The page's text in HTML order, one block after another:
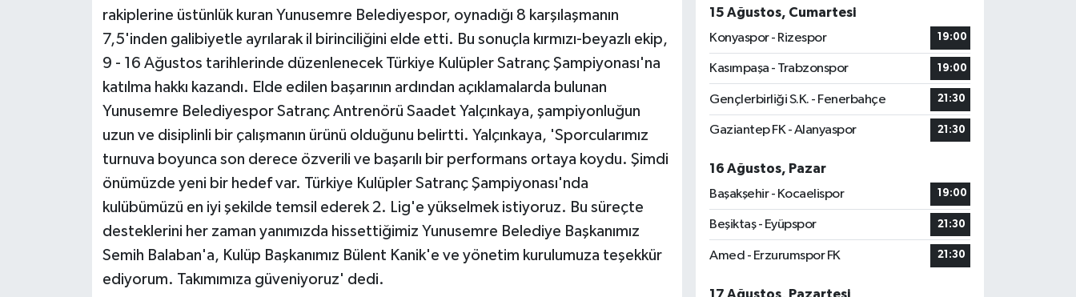
rakiplerine üstünlük kuran Yunusemre Belediyespor, oynadığı 8 karşılaşmanın
7,5'inden galibiyetle ayrılarak il birinciliğini elde etti. Bu sonuçla kırmızı-beyazlı ekip,
9 - 16 Ağustos tarihlerinde düzenlenecek Türkiye Kulüpler Satranç Şampiyonası'na
katılma hakkı kazandı. Elde edilen başarının ardından açıklamalarda bulunan
Yunusemre Belediyespor Satranç Antrenörü Saadet Yalçınkaya, şampiyonluğun
uzun ve disiplinli bir çalışmanın ürünü olduğunu belirtti. Yalçınkaya, 'Sporcularımız
turnuva boyunca son derece özverili ve başarılı bir performans ortaya koydu. Şimdi
önümüzde yeni bir hedef var. Türkiye Kulüpler Satranç Şampiyonası'nda
kulübümüzü en iyi şekilde temsil ederek 2. Lig'e yükselmek istiyoruz. Bu süreçte
desteklerini her zaman yanımızda hissettiğimiz Yunusemre Belediye Başkanımız
Semih Balaban'a, Kulüp Başkanımız Bülent Kanik'e ve yönetim kurulumuza teşekkür
ediyorum. Takımımıza güveniyoruz' dedi.
15 Ağustos, Cumartesi
Konyaspor - Rizespor
19:00
Kasımpaşa - Trabzonspor 19:00
Gençlerbirliği S.K. - Fenerbahçe 21:30
Gaziantep FK - Alanyaspor 21:30
16 Ağustos, Pazar
Başakşehir - Kocaelispor
19:00
Beşiktaş - Eyüpspor 21:30
Amed - Erzurumspor FK 21:30
17 Ağustos, Pazartesi